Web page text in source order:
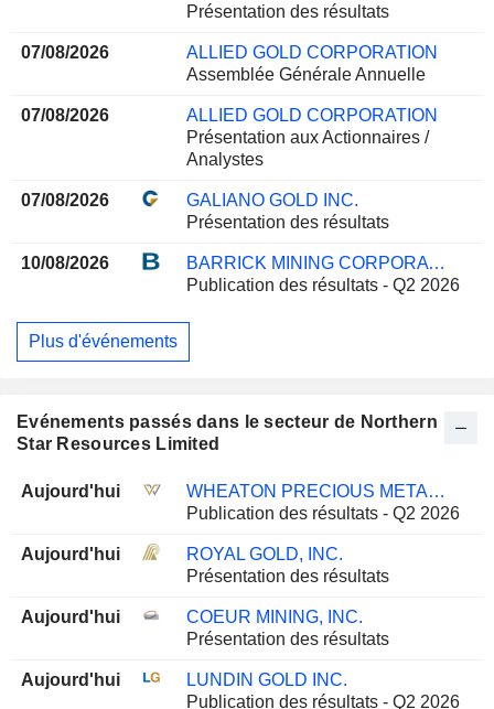
Présentation des résultats
07/08/2026
ALLIED GOLD CORPORATION
Assemblée Générale Annuelle
07/08/2026
ALLIED GOLD CORPORATION
Présentation aux Actionnaires /
Analystes
07/08/2026
GALIANO GOLD INC.
Présentation des résultats
10/08/2026
BARRICK MINING CORPORATION
Publication des résultats - Q2 2026
Plus d'événements
Evénements passés dans le secteur de Northern
Star Resources Limited
Aujourd'hui
WHEATON PRECIOUS METALS CORP.
Publication des résultats - Q2 2026
Aujourd'hui
ROYAL GOLD, INC.
Présentation des résultats
Aujourd'hui
COEUR MINING, INC.
Présentation des résultats
Aujourd'hui
LUNDIN GOLD INC.
Publication des résultats - Q2 2026